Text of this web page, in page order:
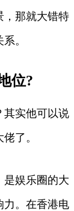
，那就大错特
。
位?
其实他可以说
了。
是娱乐圈的大
力。在香港电